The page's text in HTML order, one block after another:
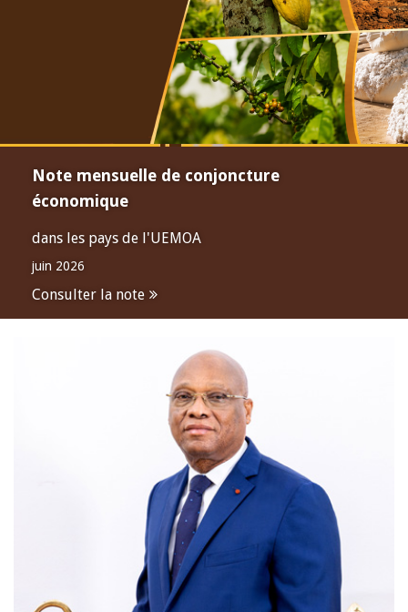
Note mensuelle de conjoncture
économique
dans les pays de l'UEMOA
juin 2026
Consulter la note